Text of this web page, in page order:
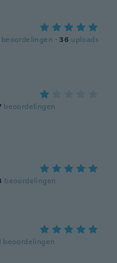
beoordelingen · 36 uploads
beoordelingen
beoordelingen
beoordelingen